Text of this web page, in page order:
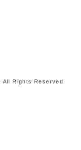
Rights Reserved.